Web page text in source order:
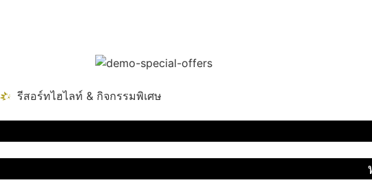
รีสอร์ทไฮไลท์ & กิจกรรมพิเศษ